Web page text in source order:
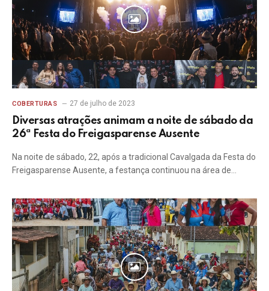
COBERTURAS 27 de julho de 2023
Diversas atrações animam a noite de sábado da
26ª Festa do Freigasparense Ausente
Na noite de sábado, 22, após a tradicional Cavalgada da Festa do
Freigasparense Ausente, a festança continuou na área de…